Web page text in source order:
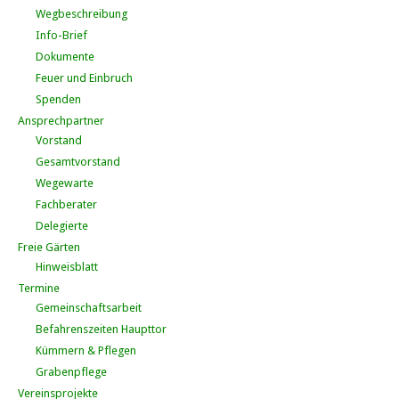
Wegbeschreibung
Info-Brief
Dokumente
Feuer und Einbruch
Spenden
Ansprechpartner
Vorstand
Gesamtvorstand
Wegewarte
Fachberater
Delegierte
Freie Gärten
Hinweisblatt
Termine
Gemeinschaftsarbeit
Befahrenszeiten Haupttor
Kümmern & Pflegen
Grabenpflege
Vereinsprojekte